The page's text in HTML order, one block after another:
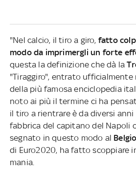
"Nel calcio, il tiro a giro, fatto
modo da imprimergli un forte
questa la definizione che dà la
"Tiraggiro", entrato ufficialmente
della più famosa enciclopedia
noto ai più il termine ci ha
il tiro a rientrare è da diversi anni
fabbrica del capitano del Napoli
segnato in questo modo al Belgio
di Euro2020, ha fatto scoppiare
mania.